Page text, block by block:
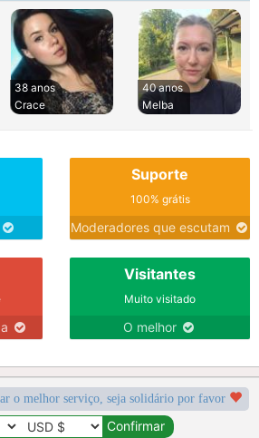
38 anos
Crace
40 anos
Melba
Suporte
100% grátis
Moderadores que escutam
Visitantes
Muito visitado
O melhor
o melhor serviço, seja solidário por favor